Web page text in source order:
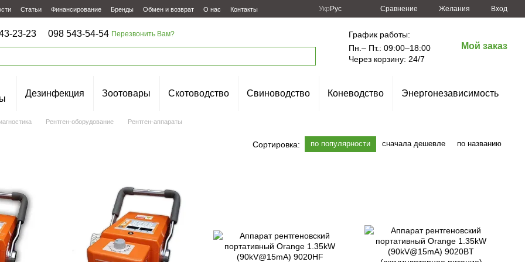
Статьи Финансирование Бренды Обмен и возврат О нас Контакты Укр Рус Сравнение Желания Вход
23-23 098 543-54-54 Перезвонить Вам?
График работы:
Пн.– Пт.: 09:00–18:00
Через корзину: 24/7
Мой заказ
Дезинфекция Зоотовары Скотоводство Свиноводство Коневодство Энергонезависимость
Рентген-оборудование Рентген-аппараты
Сортировка: по популярности сначала дешевле по названию